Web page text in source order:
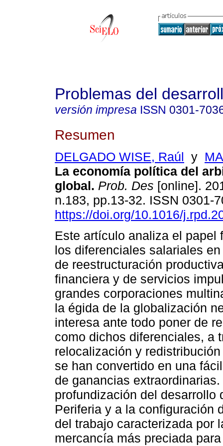
Problemas del
versión impresa ISSN 0301-
Resumen
DELGADO WISE, Raúl y
La economía política del
global. Prob. Des [online].
n.183, pp.13-32. ISSN 0301-
https://doi.org/10.1016/
Este artículo analiza el papel
los diferenciales salariales
de reestructuración
financiera y de servicios
grandes corporaciones
la égida de la globalización
interesa ante todo poner de
como dichos diferenciales, a
relocalización y
se han convertido en una
de ganancias
profundización del desarrollo
Periferia y a la configuración
del trabajo caracterizada por
mercancía más preciada